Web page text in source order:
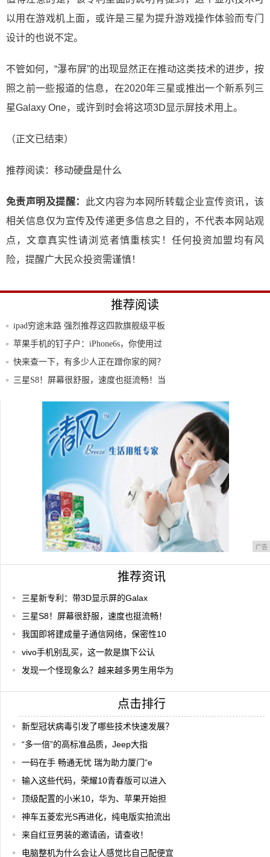
以用在游戏机上面，或许是三星为提升游戏操作体验而专门
设计的也说不定。
不管如何，“瀑布屏”的出现显然正在推动这类技术的进步，按
照之前一些报道的信息，在2020年三星或推出一个新系列三
星Galaxy One，或许到时会将这项3D显示屏技术用上。
（正文已结束）
推荐阅读： 移动硬盘是什么
免责声明及提醒：
此文内容为本网所转载企业宣传资讯，该
相关信息仅为宣传及传递更多信息之目的，不代表本网站观
点，文章真实性请浏览者慎重核实！任何投资加盟均有风
险，提醒广大民众投资需谨慎！
推荐阅读
ipad穷途末路 强烈推荐这四款旗舰级平板
苹果手机的钉子户：iPhone6s，你使用过
快来查一下，有多少人正在蹭你家的网？
三星S8！屏幕很舒服，速度也挺流畅！当
京东现在的便捷和肯定，是因为过去的否定
广告
推荐资讯
三星新专利：带3D显示屏的Galax
三星S8！屏幕很舒服，速度也挺流畅！
我国即将建成量子通信网络，保密性10
vivo手机别乱买，这一款是旗下公认
发现一个怪现象么？越来越多男生用华为
点击排行
新型冠状病毒引发了哪些技术快速发展？
“多一倍”的高标准品质，Jeep大指
一码在手 畅通无忧 瑞为助力厦门“e
输入这些代码，荣耀10青春版可以进入
顶级配置的小米10，华为、苹果开始担
神车五菱宏光S再进化，纯电版实拍流出
来自红豆男装的邀请函，请查收！
电脑整机为什么会让人感觉比自己配便宜